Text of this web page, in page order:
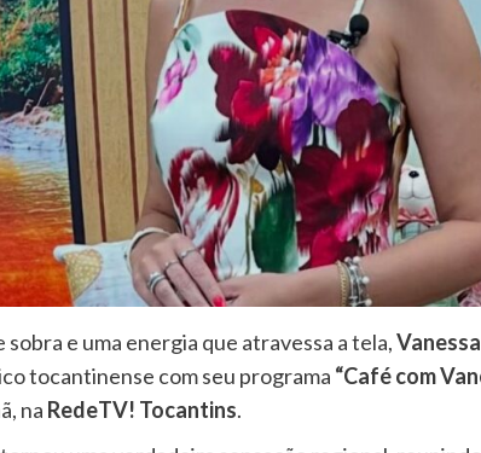
sobra e uma energia que atravessa a tela,
tocantinense com seu programa “Café com
na RedeTV! Tocantins.